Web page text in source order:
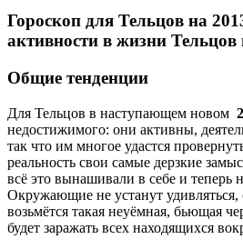
Гороскоп для Тельцов на
активности в жизни Тельцов
Общие тенденции
Для Тельцов в наступающем новом
недостижимого: они активны,
так что им многое удастся
реальность свои самые дерзкие
всё это вынашивали в себе и теперь
Окружающие не устанут удивляться,
возьмётся такая неуёмная, бьющая
будет заражать всех находящихся